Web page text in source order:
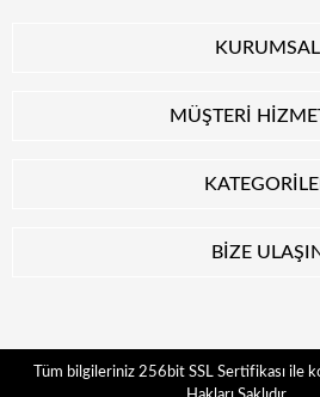
KURUMSAL
MÜŞTERİ
BİZE
Tüm bilgileriniz 256bit SSL Sertifikası ile